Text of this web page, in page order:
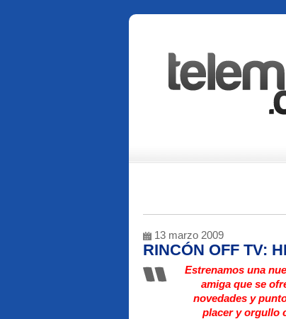
13 marzo 2009
RINCÓN OFF TV:
Estrenamos una
amiga que se
novedades y
placer y orgullo